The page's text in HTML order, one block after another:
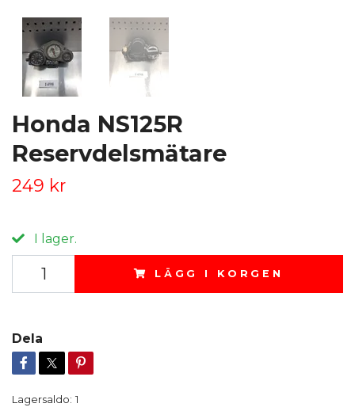
Honda NS125R
Reservdelsmätare
249 kr
I lager.
LÄGG I KORGEN
Dela
Lagersaldo: 1